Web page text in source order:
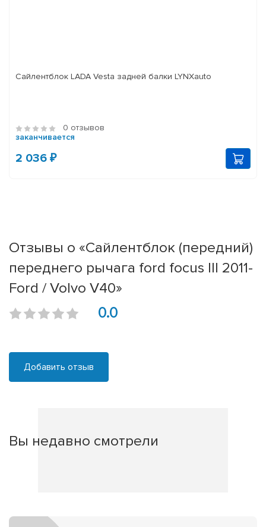
Сайлентблок LADA Vesta задней балки LYNXauto
0 отзывов
заканчивается
2 036 ₽
Отзывы о «Сайлентблок (передний)
переднего рычага ford focus III 2011-
Ford / Volvo V40»
0.0
Добавить отзыв
Вы недавно смотрели